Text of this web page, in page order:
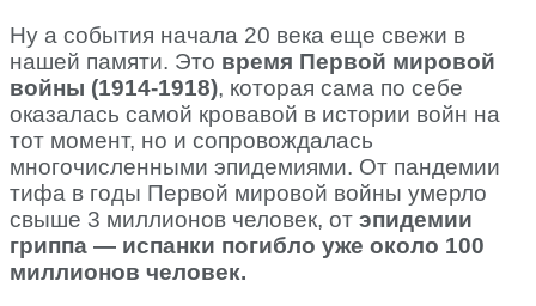
Ну а события начала 20 века еще свежи в
нашей памяти. Это время Первой мировой
войны (1914-1918), которая сама по себе
оказалась самой кровавой в истории войн на
тот момент, но и сопровождалась
многочисленными эпидемиями. От пандемии
тифа в годы Первой мировой войны умерло
свыше 3 миллионов человек, от эпидемии
гриппа — испанки погибло уже около 100
миллионов человек.